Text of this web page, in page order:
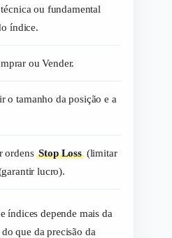
ou fundamental
índice.
ouVender.
o tamanho da posição e a
ordensStop Loss(limitar
lucro).
índices depende mais da
que da precisão da